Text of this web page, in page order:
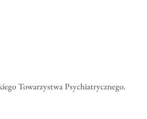
Towarzystwa Psychiatrycznego.